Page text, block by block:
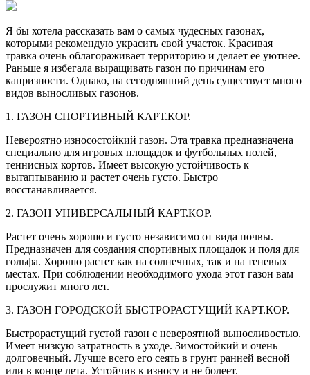
Я бы хотела рассказать вам о самых чудесных газонах,
которыми рекомендую украсить свой участок. Красивая
травка очень облагораживает территорию и делает ее уютнее.
Раньше я избегала выращивать газон по причинам его
капризности. Однако, на сегодняшний день существует много
видов выносливых газонов.
1. ГАЗОН СПОРТИВНЫЙ КАРТ.КОР.
Невероятно износостойкий газон. Эта травка предназначена
специально для игровых площадок и футбольных полей,
теннисных кортов. Имеет высокую устойчивость к
вытаптыванию и растет очень густо. Быстро
восстанавливается.
2. ГАЗОН УНИВЕРСАЛЬНЫЙ КАРТ.КОР.
Растет очень хорошо и густо независимо от вида почвы.
Предназначен для создания спортивных площадок и поля для
гольфа. Хорошо растет как на солнечных, так и на теневых
местах. При соблюдении необходимого ухода этот газон вам
прослужит много лет.
3. ГАЗОН ГОРОДСКОЙ БЫСТРОРАСТУЩИЙ КАРТ.КОР.
Быстрорастущий густой газон с невероятной выносливостью.
Имеет низкую затратность в уходе. Зимостойкий и очень
долговечный. Лучше всего его сеять в грунт ранней весной
или в конце лета. Устойчив к износу и не болеет.